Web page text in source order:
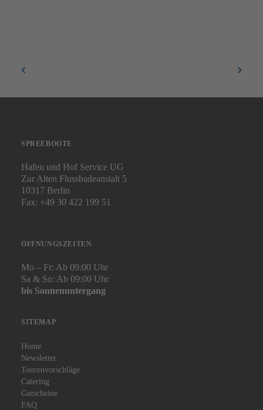
SPREEBOOTE
Hafen und Hof Service UG
Zur Alten Flussbadeanstalt 5
10317 Berlin
Fax: +49 30 422 199 51
ÖFFNUNGSZEITEN
Mo – Fr: Ab 09:00 Uhr
Sa & So: Ab 09:00 Uhr
bis Sonnenuntergang
SITEMAP
Home
Newsletter
Tourenvorschläge
Catering
Gutscheine
FAQ